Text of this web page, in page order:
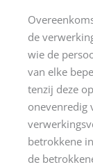
de
wie de
van elke
tenzij deze
onevenredig
betrokkene
de